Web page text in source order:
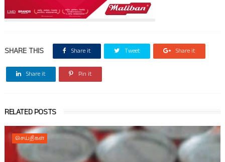
SHARE THIS Share it Tweet Share it
Share it Pin it
RELATED POSTS
செய்திகள்